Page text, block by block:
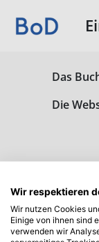
Das
Die
Wir respektieren
Wir nutzen Cookies
Einige von ihnen sind
verwenden wir